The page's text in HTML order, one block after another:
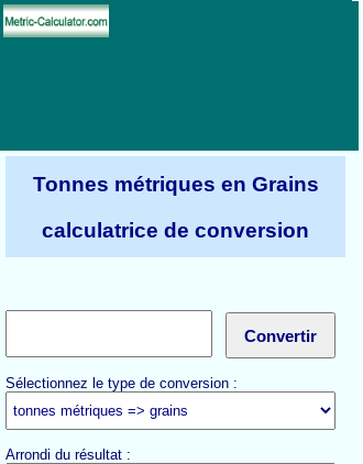
Tonnes métriques en Grains
calculatrice de conversion
Sélectionnez le type de conversion :
Arrondi du résultat :